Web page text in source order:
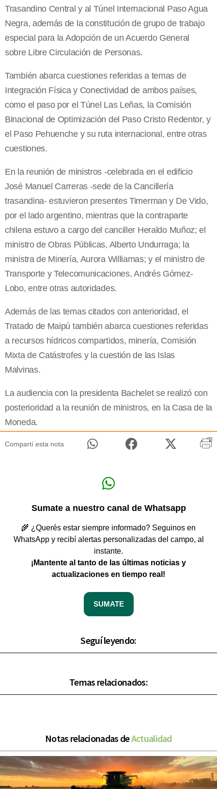
Trasandino Central y al Túnel Internacional Paso Agua
Negra, además de la constitución de grupo de trabajo
especial para la Adopción de un Acuerdo General
sobre Libre Circulación de Personas.
También abarca cuestiones referidas a temas de
Integración Física y Conectividad de ambos países,
como el paso por el Túnel Las Leñas, la Comisión
Binacional de Optimización del Paso Cristo Redentor, y
el Paso Pehuenche y su ruta internacional, entre otras
cuestiones.
En la reunión de ministros -celebrada en el edificio
José Manuel Carreras -sede de la Cancillería
trasandina- estuvieron presentes Timerman y De Vido,
por el lado argentino, mientras que la contraparte
chilena estuvo a cargo del canciller Heraldo Muñoz; el
ministro de Obras Públicas, Alberto Undurraga; la
ministra de Minería, Aurora Williamas; y el ministro de
Transporte y Telecomunicaciones, Andrés Gómez-
Lobo, entre otras autoridades.
Además de las temas citados con anterioridad, el
Tratado de Maipú también abarca cuestiones referidas
a recursos hídricos compartidos, minería, Comisión
Mixta de Catástrofes y la cuestión de las Islas
Malvinas.
La audiencia con la presidenta Bachelet se realizó con
posterioridad a la reunión de ministros, en la Casa de la
Moneda.
Compartí esta nota
Sumate a nuestro canal de Whatsapp
🌾 ¿Querés estar siempre informado? Seguinos en
WhatsApp y recibí alertas personalizadas del campo, al
instante.
¡Mantente al tanto de las últimas noticias y
actualizaciones en tiempo real!
SUMATE
Seguí leyendo:
Temas relacionados:
Notas relacionadas deActualidad